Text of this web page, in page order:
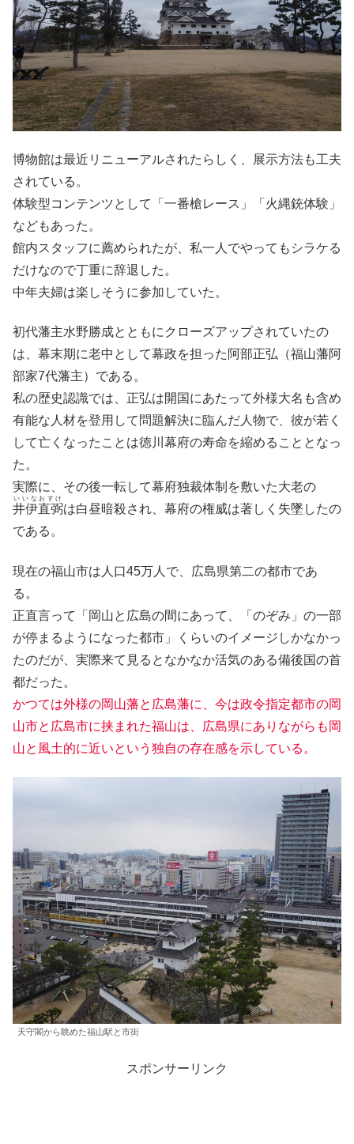
博物館は最近リニューアルされたらしく、展示方法も工夫
されている。
体験型コンテンツとして「一番槍レース」「火縄銃体験」
などもあった。
館内スタッフに薦められたが、私一人でやってもシラケる
だけなので丁重に辞退した。
中年夫婦は楽しそうに参加していた。
初代藩主水野勝成とともにクローズアップされていたの
は、幕末期に老中として幕政を担った阿部正弘（福山藩阿
部家7代藩主）である。
私の歴史認識では、正弘は開国にあたって外様大名も含め
有能な人材を登用して問題解決に臨んだ人物で、彼が若く
して亡くなったことは徳川幕府の寿命を縮めることとなっ
た。
実際に、その後一転して幕府独裁体制を敷いた大老の
井伊直弼
いいなおすけ
は白昼暗殺され、幕府の権威は著しく失墜したの
である。
現在の福山市は人口45万人で、広島県第二の都市であ
る。
正直言って「岡山と広島の間にあって、「のぞみ」の一部
が停まるようになった都市」くらいのイメージしかなかっ
たのだが、実際来て見るとなかなか活気のある備後国の首
都だった。
かつては外様の岡山藩と広島藩に、今は政令指定都市の岡
山市と広島市に挟まれた福山は、広島県にありながらも岡
山と風土的に近いという独自の存在感を示している。
天守閣から眺めた福山駅と市街
スポンサーリンク